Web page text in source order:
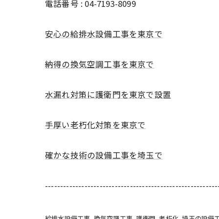
電話番号 : 04-7193-8099
安心の給排水設備工事を東京で
納得の換気空調工事を東京で
水漏れ対策に護衛門を東京で設置
手厚い老朽化対策を東京で
確かな技術の設備工事を埼玉で